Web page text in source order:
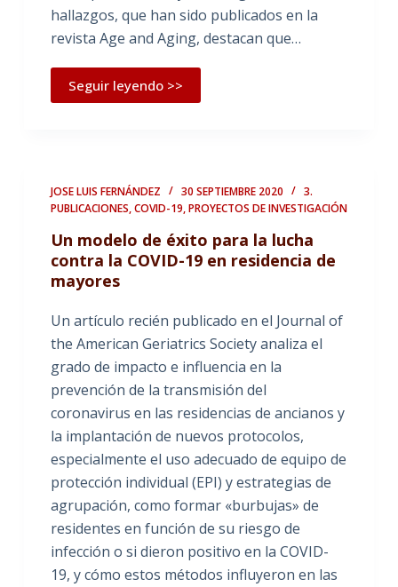
hallazgos, que han sido publicados en la
revista Age and Aging, destacan que…
Seguir leyendo >>
JOSE LUIS FERNÁNDEZ 30 SEPTIEMBRE 2020
3.
PUBLICACIONES,COVID-19,PROYECTOS DE INVESTIGACIÓN
Un modelo de éxito para la lucha
contra la COVID-19 en residencia de
mayores
Un artículo recién publicado en el Journal of
the American Geriatrics Society analiza el
grado de impacto e influencia en la
prevención de la transmisión del
coronavirus en las residencias de ancianos y
la implantación de nuevos protocolos,
especialmente el uso adecuado de equipo de
protección individual (EPI) y estrategias de
agrupación, como formar «burbujas» de
residentes en función de su riesgo de
infección o si dieron positivo en la COVID-
19, y cómo estos métodos influyeron en las